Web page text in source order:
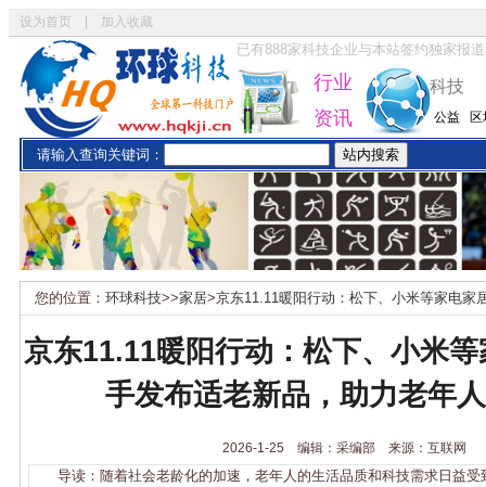
设为首页 加入收藏
已有888家科技企业与本站签约独家报
行业
资讯
科技
公益
请输入查询关键词：
您的位置： 环球科技>>家居>京东11.11暖阳行动：松下、小米等家电家
京东11.11暖阳行动：松下、小米
手发布适老新品，助力老年
2026-1-25 编辑：采编部 来源：互联网
导读：随着社会老龄化的加速，老年人的生活品质和科技需求日益受